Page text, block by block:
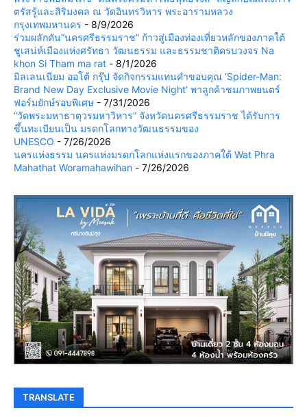
ตรัสรู้และสิริมงคล ณ วัดอินทรวิหาร พระอารามหลวง
กรุงเทพมหานคร - 8/9/2026
ร่วมผลักดัน“นครศรีธรรมราช” ก้าวสู่เมืองท่องเที่ยวหลักของภาคใต้
ชูเสน่ห์เมืองแห่งศรัทธา วัฒนธรรม และธรรมชาติครบวงจร Na
khon Si Tham ma rat - 8/1/2026
มิลเลนเนียม ออโต้ กรุ๊ป จัดกิจกรรมแทนคำขอบคุณ ‘Spider-Man:
Brand New Day Exclusive Movie Night’ พาลูกค้าชมภาพยนตร์
ฟอร์มยักษ์รอบพิเศษ - 7/31/2026
“วัดพระมหาธาตุวรมหาวิหาร” จังหวัดนครศรีธรรมราช ได้รับการ
ขึ้นทะเบียนเป็น มรดกโลกทางวัฒนธรรมของ
UNESCO - 7/26/2026
นครแห่งธรรม นครแห่งมรดกโลกแห่งแรกของภาคใต้ Wat Phra
Mahathat Woramahawihan - 7/26/2026
TRANSLATE